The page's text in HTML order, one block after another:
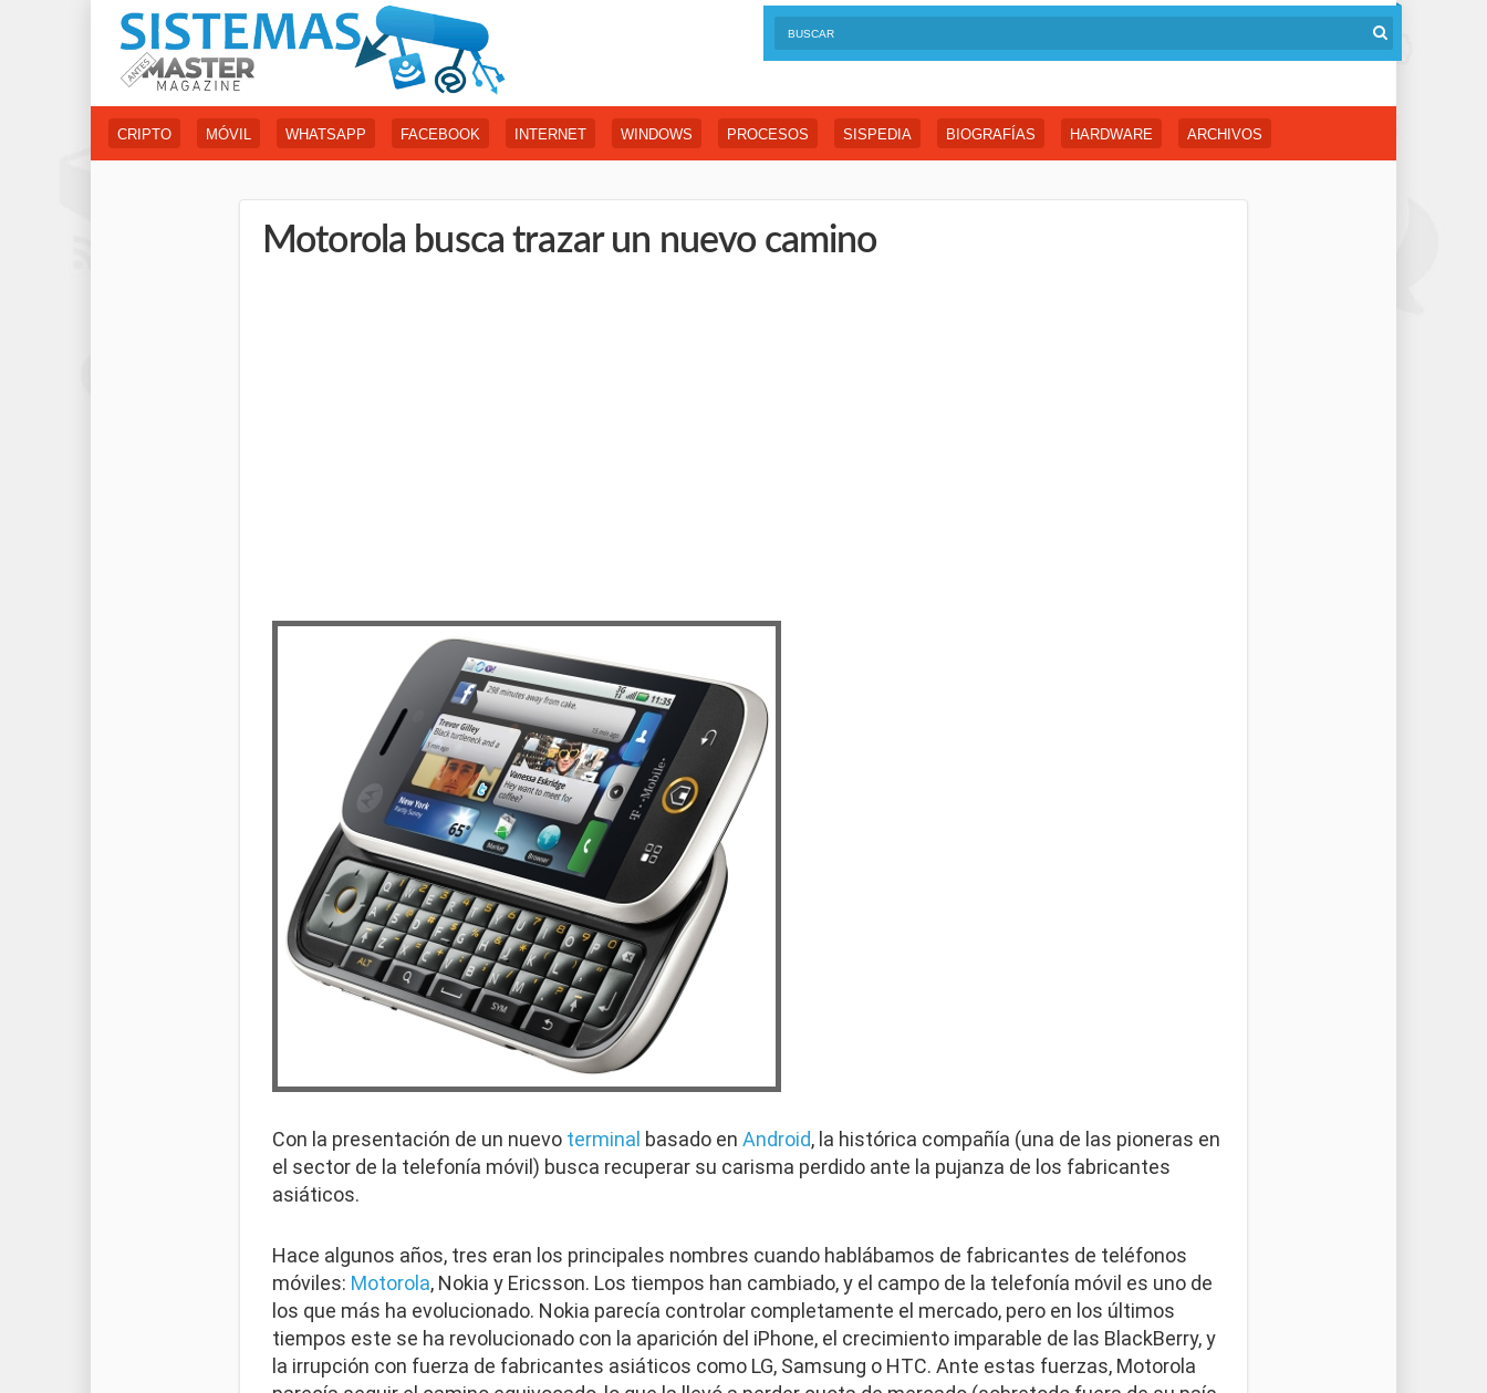
CRIPTO MÓVIL WHATSAPP FACEBOOK INTERNET WINDOWS PROCESOS SISPEDIA BIOGRAFÍAS HARDWARE ARCHIVOS
Motorola busca trazar un nuevo camino
Con la presentación de un nuevo terminal basado en Android, la histórica compañía (una de las pioneras en
el sector de la telefonía móvil) busca recuperar su carisma perdido ante la pujanza de los fabricantes
asiáticos.
Hace algunos años, tres eran los principales nombres cuando hablábamos de fabricantes de teléfonos
móviles: Motorola, Nokia y Ericsson. Los tiempos han cambiado, y el campo de la telefonía móvil es uno de
los que más ha evolucionado. Nokia parecía controlar completamente el mercado, pero en los últimos
tiempos este se ha revolucionado con la aparición del iPhone, el crecimiento imparable de las BlackBerry, y
la irrupción con fuerza de fabricantes asiáticos como LG, Samsung o HTC. Ante estas fuerzas, Motorola